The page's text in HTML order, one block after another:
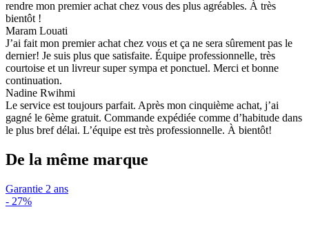
rendre mon premier achat chez vous des plus agréables. À très
bientôt !
Maram Louati
J’ai fait mon premier achat chez vous et ça ne sera sûrement pas le
dernier! Je suis plus que satisfaite. Équipe professionnelle, très
courtoise et un livreur super sympa et ponctuel. Merci et bonne
continuation.
Nadine Rwihmi
Le service est toujours parfait. Après mon cinquième achat, j’ai
gagné le 6ème gratuit. Commande expédiée comme d’habitude dans
le plus bref délai. L’équipe est très professionnelle. À bientôt!
De la même marque
Garantie 2 ans
- 27%